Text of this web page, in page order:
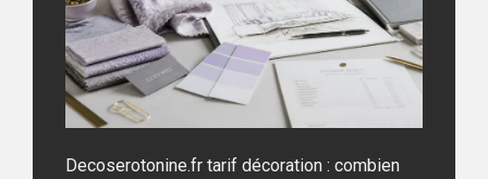
Decoserotonine.fr tarif décoration : combien